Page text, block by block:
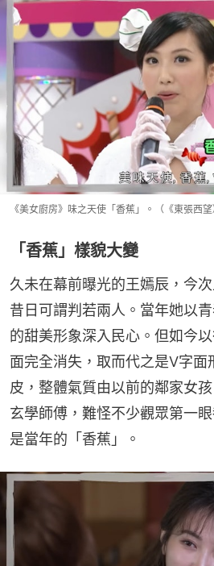
《美女廚房》味之天使「香蕉」。（《東張西望
「香蕉」樣貌大變
久未在幕前曝光的王嫣辰，今
昔日可謂判若兩人。當年她以
的甜美形象深入民心。但如今
面完全消失，取而代之是V字面
皮，整體氣質由以前的鄰家女
玄學師傅，難怪不少觀眾第一
是當年的「香蕉」。